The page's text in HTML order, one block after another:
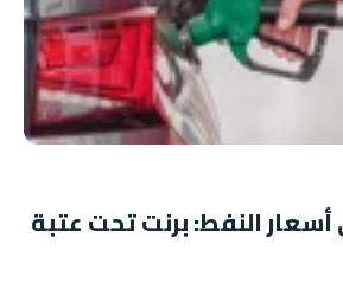
النفط: برنت تحت عتبة